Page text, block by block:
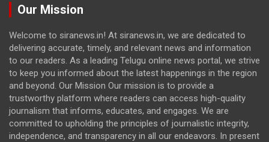
Our Mission
Welcome to siranews.in! At siranews.in, we are dedicated to
delivering accurate, timely, and relevant news and information
to our readers. As a leading Telugu online news portal, we strive
to keep you informed about the latest happenings in the region
and beyond. Our Mission Our mission is to provide a
trustworthy platform where readers can access high-quality
journalism that informs, educates, and engages. We are
committed to upholding the principles of journalistic integrity,
independence, and transparency in all our endeavors. In present